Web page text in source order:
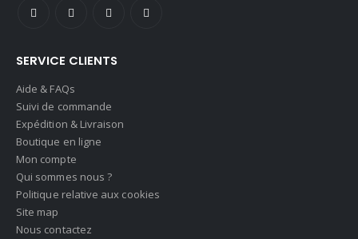
SERVICE CLIENTS
Aide & FAQs
Suivi de commande
Expédition & Livraison
Boutique en ligne
Mon compte
Qui sommes nous ?
Politique relative aux cookies
Site map
Nous contactez